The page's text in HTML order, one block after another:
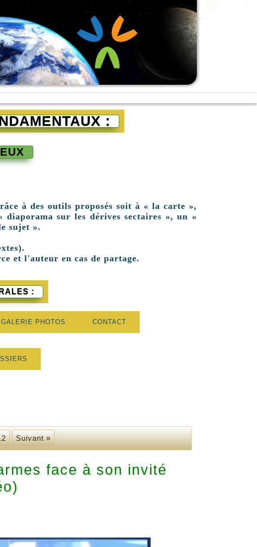
:
à des outils proposés soit à « la carte »,
diaporama sur les dérives sectaires », un «
sujet ».
et l'auteur en cas de partage.
:
GALERIE PHOTOS CONTACT
Suivant »
face à son invité